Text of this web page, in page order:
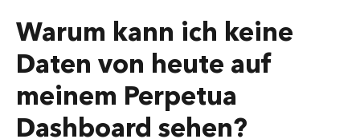
Warum kann ich keine
Daten von heute auf
meinem Perpetua
Dashboard sehen?